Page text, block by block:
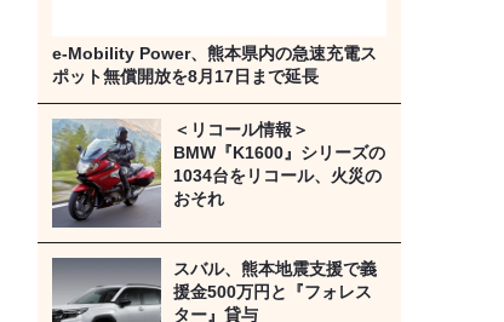
e-Mobility Power、熊本県内の急速充電ス
ポット無償開放を8月17日まで延長
＜リコール情報＞
BMW『K1600』シリーズの
1034台をリコール、火災の
おそれ
スバル、熊本地震支援で義
援金500万円と『フォレス
ター』貸与